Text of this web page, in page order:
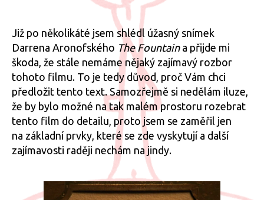
Již po několikáté jsem shlédl úžasný snímek
Darrena Aronofského The Fountaina přijde mi
škoda, že stále nemáme nějaký zajímavý rozbor
tohoto filmu. To je tedy důvod, proč Vám chci
předložit tento text. Samozřejmě si nedělám iluze,
že by bylo možné na tak malém prostoru rozebrat
tento film do detailu, proto jsem se zaměřil jen
na základní prvky, které se zde vyskytují a další
zajímavosti raději nechám na jindy.